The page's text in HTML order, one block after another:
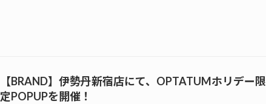
【BRAND】伊勢丹新宿店にて、OPTATUMホリデー限
定POPUPを開催！